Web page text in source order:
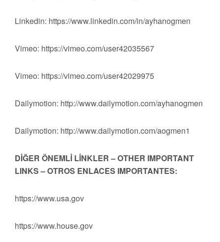
Linkedin: https://www.linkedin.com/in/ayhanogmen
Vimeo: https://vimeo.com/user42035567
Vimeo: https://vimeo.com/user42029975
Dailymotion: http://www.dailymotion.com/ayhanogmen
Dailymotion: http://www.dailymotion.com/aogmen1
DİĞER ÖNEMLİ LİNKLER – OTHER IMPORTANT
LINKS – OTROS ENLACES IMPORTANTES:
https://www.usa.gov
https://www.house.gov